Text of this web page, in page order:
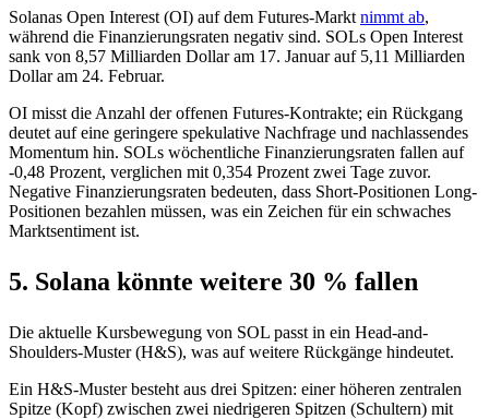
Solanas Open Interest (OI) auf dem Futures-Markt nimmt ab,
während die Finanzierungsraten negativ sind. SOLs Open Interest
sank von 8,57 Milliarden Dollar am 17. Januar auf 5,11 Milliarden
Dollar am 24. Februar.
OI misst die Anzahl der offenen Futures-Kontrakte; ein Rückgang
deutet auf eine geringere spekulative Nachfrage und nachlassendes
Momentum hin. SOLs wöchentliche Finanzierungsraten fallen auf
-0,48 Prozent, verglichen mit 0,354 Prozent zwei Tage zuvor.
Negative Finanzierungsraten bedeuten, dass Short-Positionen Long-
Positionen bezahlen müssen, was ein Zeichen für ein schwaches
Marktsentiment ist.
5. Solana könnte weitere 30 % fallen
Die aktuelle Kursbewegung von SOL passt in ein Head-and-
Shoulders-Muster (H&S), was auf weitere Rückgänge hindeutet.
Ein H&S-Muster besteht aus drei Spitzen: einer höheren zentralen
Spitze (Kopf) zwischen zwei niedrigeren Spitzen (Schultern) mit